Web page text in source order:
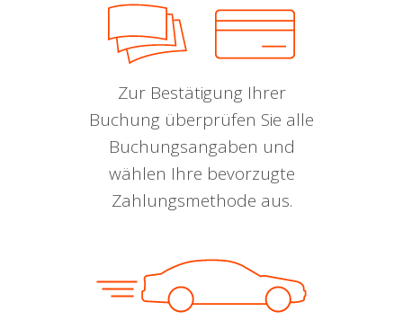
Zur Bestätigung Ihrer
Buchung überprüfen Sie alle
Buchungsangaben und
wählen Ihre bevorzugte
Zahlungsmethode aus.